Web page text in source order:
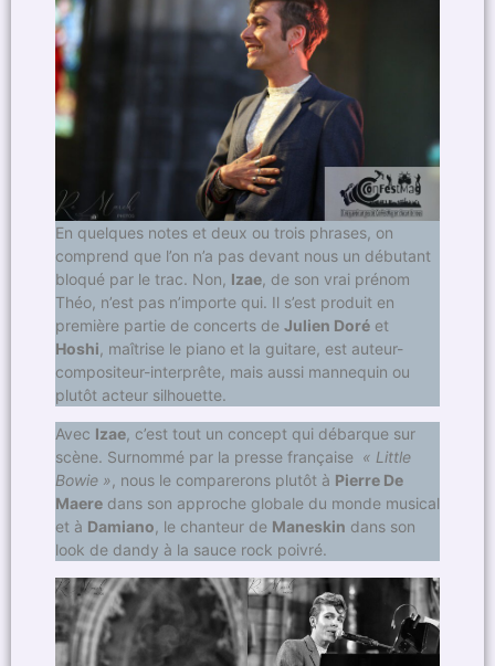
En quelques notes et deux ou trois phrases, on
comprend que l’on n’a pas devant nous un débutant
bloqué par le trac. Non, Izae, de son vrai prénom
Théo, n’est pas n’importe qui. Il s’est produit en
première partie de concerts de Julien Doré et
Hoshi, maîtrise le piano et la guitare, est auteur-
compositeur-interprête, mais aussi mannequin ou
plutôt acteur silhouette.
Avec Izae, c’est tout un concept qui débarque sur
scène. Surnommé par la presse française « Little
Bowie », nous le comparerons plutôt à Pierre De
Maere dans son approche globale du monde musical
et à Damiano, le chanteur de Maneskin dans son
look de dandy à la sauce rock poivré.